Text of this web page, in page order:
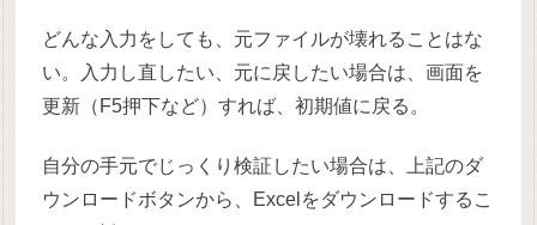
どんな入力をしても、元ファイルが壊れることはな
い。入力し直したい、元に戻したい場合は、画面を
更新（F5押下など）すれば、初期値に戻る。
自分の手元でじっくり検証したい場合は、上記のダ
ウンロードボタンから、Excelをダウンロードするこ